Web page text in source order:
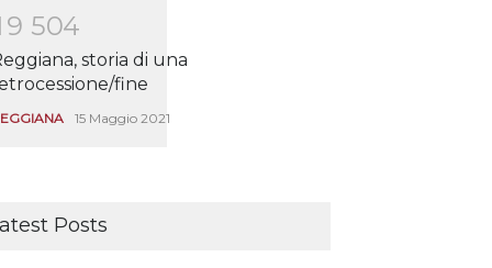
9 504
storia di una
fine
15 Maggio 2021
Posts